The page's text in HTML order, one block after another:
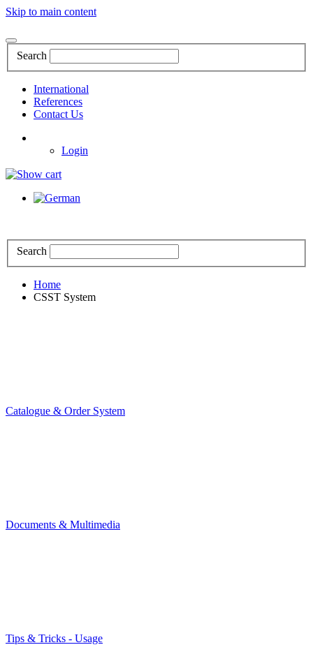
Skip to main content
Search
International
References
Contact Us
Login
Search
Home
CSST System
Catalogue & Order System
Documents & Multimedia
Tips & Tricks - Usage